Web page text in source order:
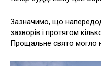
Зазначимо, що
захворів і протягом
Прощальне свято могло